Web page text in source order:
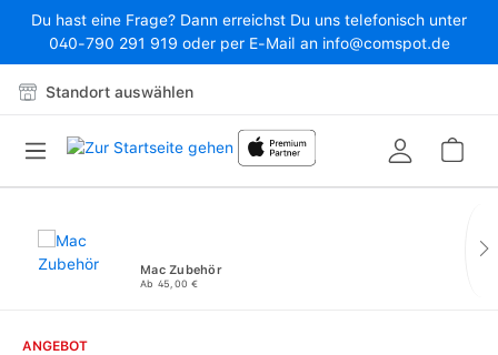
Zum Hauptinhalt springen
Du hast eine Frage? Dann erreichst Du uns telefonisch unter
040-790 291 919 oder per E-Mail an info@comspot.de
Standort auswählen
Mac Zubehör
Ab 45,00 €
ANGEBOT